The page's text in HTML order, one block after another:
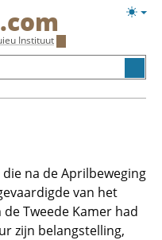
.com
Instituut
na de Aprilbeweging
van het
Tweede Kamer had
zijn belangstelling,